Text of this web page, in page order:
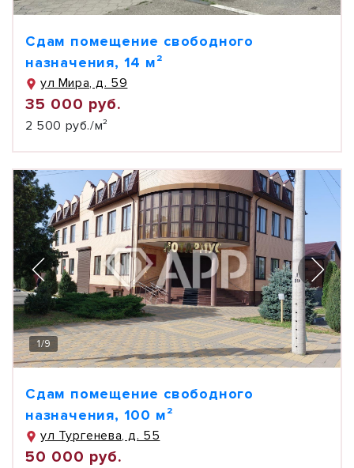
Сдам помещение свободного
назначения, 14 м²
ул Мира, д. 59
35 000 руб.
2 500 руб./м²
1/9
Сдам помещение свободного
назначения, 100 м²
ул Тургенева, д. 55
50 000 руб.